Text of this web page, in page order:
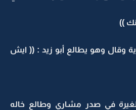
))
وقال وهو يطالع أبو زيد : (( ايش
في صدر مشاري وطالع خاله